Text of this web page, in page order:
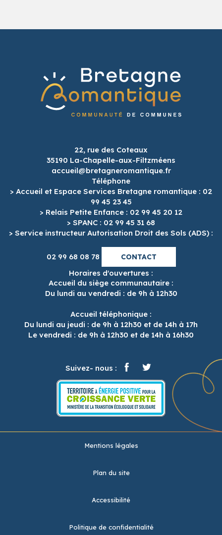
22, rue des Coteaux
35190 La-Chapelle-aux-Filtzméens
accueil@bretagneromantique.fr
Téléphone
> Accueil et Espace Services Bretagne romantique : 02
99 45 23 45
> Relais Petite Enfance : 02 99 45 20 12
> SPANC : 02 99 45 31 68
> Service instructeur Autorisation Droit des Sols (ADS) :
02 99 68 08 78 CONTACT
Horaires d'ouvertures :
Accueil du siège communautaire :
Du lundi au vendredi : de 9h à 12h30
Accueil téléphonique :
Du lundi au jeudi : de 9h à 12h30 et de 14h à 17h
Le vendredi : de 9h à 12h30 et de 14h à 16h30
Suivez- nous :
Mentions légales
Plan du site
Accessibilité
Politique de confidentialité